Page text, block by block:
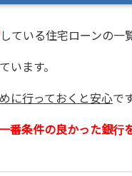
している住宅ローンの一
います。
に行っておくと安心で
番条件の良かった銀行